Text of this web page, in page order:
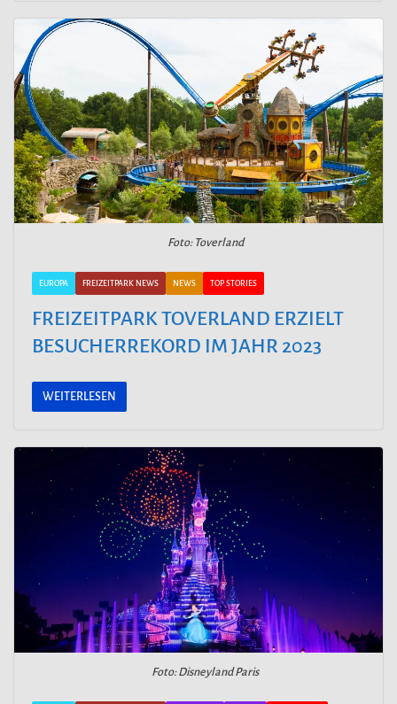
Foto: Toverland
EUROPA FREIZEITPARK NEWS NEWS TOP STORIES
FREIZEITPARK TOVERLAND ERZIELT
BESUCHERREKORD IM JAHR 2023
WEITERLESEN
Foto: Disneyland Paris